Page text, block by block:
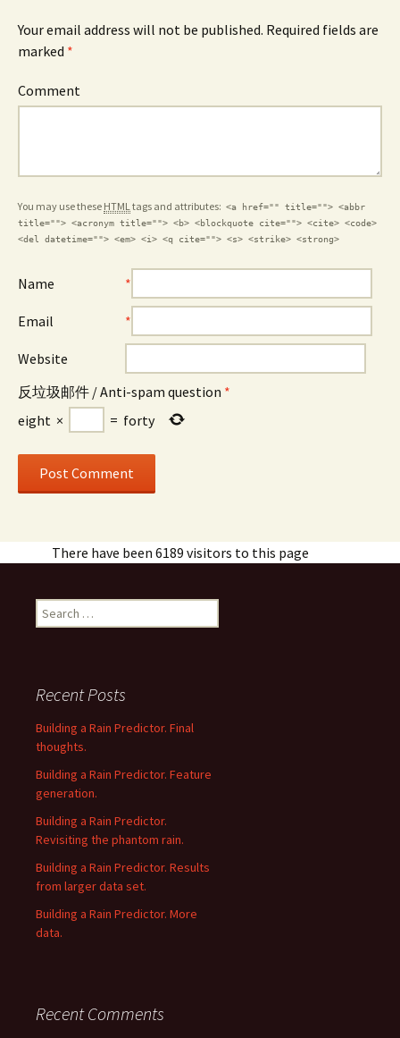
Your email address will not be published. Required fields are
marked *
Comment
You may use these HTMLtags and attributes: <a href="" title=""> <abbr
title=""> <acronym title=""> <b> <blockquote cite=""> <cite> <code>
<del datetime=""> <em> <i> <q cite=""> <s> <strike> <strong>
Name *
Email *
Website
反垃圾邮件 / Anti-spam question *
eight × = forty
There have been 6189 visitors to this page
Search
for:
Recent Posts
Building a Rain Predictor. Final
thoughts.
Building a Rain Predictor. Feature
generation.
Building a Rain Predictor.
Revisiting the phantom rain.
Building a Rain Predictor. Results
from larger data set.
Building a Rain Predictor. More
data.
Recent Comments